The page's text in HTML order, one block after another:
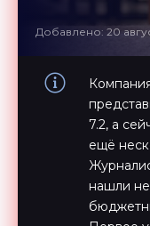
Добавлено: 20
7.2, а
ещё
нашли